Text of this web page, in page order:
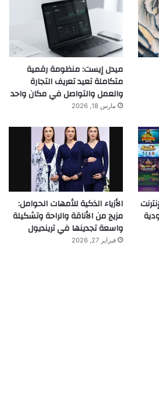
ميدل إيست: منظومة رقمية
متكاملة تعيد تعريف التجارة
والعمل والتواصل في مكان واحد
مارس 18, 2026
الأزياء الذكية للأمهات الحوامل:
مزيج من الأناقة والراحة وتشكيلة
واسعة تجدينها في ترينديول
فبراير 27, 2026